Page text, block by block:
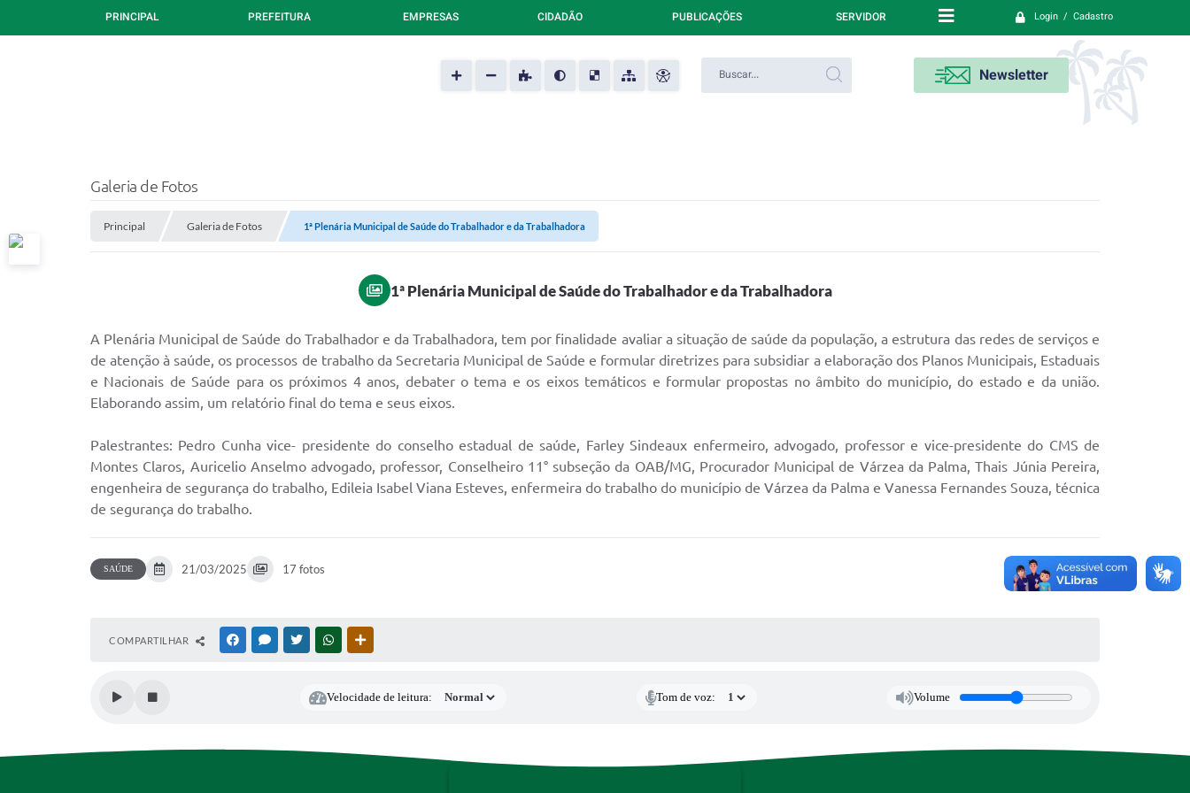
Login / Cadastro
PRINCIPAL PREFEITURA EMPRESAS CIDADÃO PUBLICAÇÕES SERVIDOR
Newsletter
Galeria de Fotos
Principal Galeria de Fotos 1ª Plenária Municipal de Saúde do Trabalhador e da Trabalhadora
1ª Plenária Municipal de Saúde do Trabalhador e da Trabalhadora
A Plenária Municipal de Saúde do Trabalhador e da Trabalhadora, tem por finalidade avaliar a situação de saúde da população, a estrutura das redes de serviços e
de atenção à saúde, os processos de trabalho da Secretaria Municipal de Saúde e formular diretrizes para subsidiar a elaboração dos Planos Municipais, Estaduais
e Nacionais de Saúde para os próximos 4 anos, debater o tema e os eixos temáticos e formular propostas no âmbito do município, do estado e da união.
Elaborando assim, um relatório final do tema e seus eixos.
Palestrantes: Pedro Cunha vice- presidente do conselho estadual de saúde, Farley Sindeaux enfermeiro, advogado, professor e vice-presidente do CMS de
Montes Claros, Auricelio Anselmo advogado, professor, Conselheiro 11° subseção da OAB/MG, Procurador Municipal de Várzea da Palma, Thais Júnia Pereira,
engenheira de segurança do trabalho, Edileia Isabel Viana Esteves, enfermeira do trabalho do município de Várzea da Palma e Vanessa Fernandes Souza, técnica
de segurança do trabalho.
SAÚDE 21/03/2025 17 fotos
COMPARTILHAR FACEBOOKMESSENGER
TWITTERWHATSAPP
Velocidade de leitura: Tom de voz: Volume